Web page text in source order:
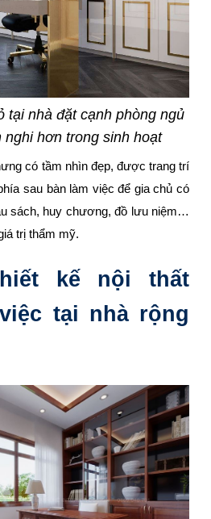
tại nhà đặt cạnh phòng ngủ
nghi hơn trong sinh hoạt
có tầm nhìn đẹp, được trang trí
sau bàn làm việc để gia chủ có
sách, huy chương, đồ lưu niệm…
trị thẩm mỹ.
kế nội thất
tại nhà rộng